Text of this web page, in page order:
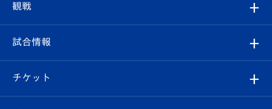
クラブ
試合情報
クラブ概要
エンブレム紹介
観戦
観戦ルール
はじめての観戦ガイド
試合情報
試合日程/結果
チケット